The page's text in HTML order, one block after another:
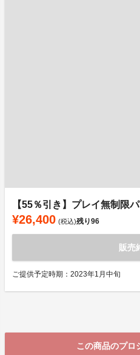
【55％引き】プレイ無制限
¥26,400 (税込)残り96
販売
ご提供予定時期：2023年1月中旬
この商品のプロ